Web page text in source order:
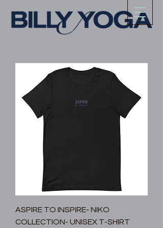
ASPIRE TO INSPIRE- NIKO
COLLECTION- UNISEX T-SHIRT